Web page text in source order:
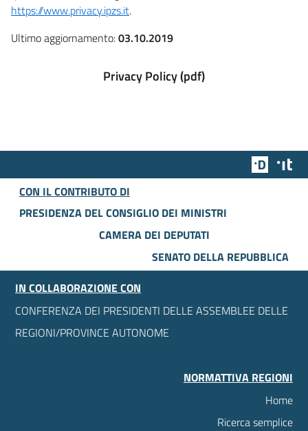
https://www.privacy.ipzs.it.
Ultimo aggiornamento:03.10.2019
Privacy Policy (pdf)
Team
CON IL CONTRIBUTO DI
PRESIDENZA DEL CONSIGLIO DEI MINISTRI
CAMERA DEI DEPUTATI
SENATO DELLA REPUBBLICA
IN COLLABORAZIONE CON
CONFERENZA DEI PRESIDENTI DELLE ASSEMBLEE DELLE
REGIONI/PROVINCE AUTONOME
NORMATTIVA REGIONI
Home
Ricerca semplice